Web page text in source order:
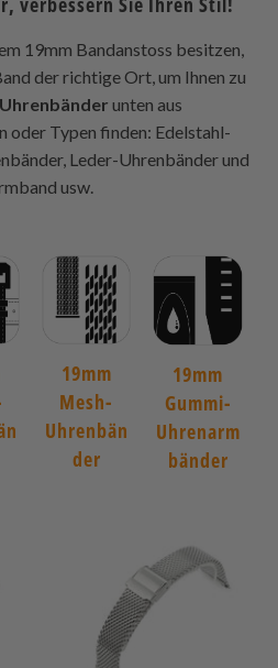
19mm Bandanstoss besitzen,
der richtige Ort, um Ihnen zu
unten aus
oder Typen finden: Edelstahl-
Leder-Uhrenbänder und
usw.
19mm
Mesh-
Uhrenbän
der
19mm
Gummi-
Uhrenarm
bänder